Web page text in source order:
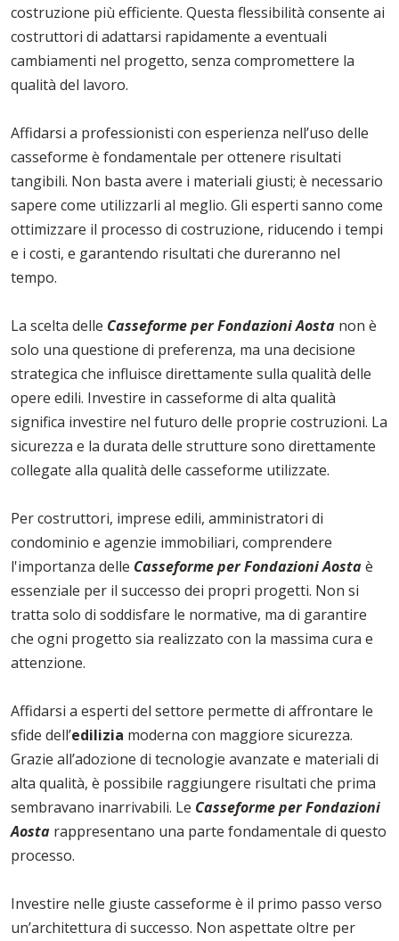
costruzione più efficiente. Questa flessibilità consente ai
costruttori di adattarsi rapidamente a eventuali
cambiamenti nel progetto, senza compromettere la
qualità del lavoro.
Affidarsi a professionisti con esperienza nell’uso delle
casseforme è fondamentale per ottenere risultati
tangibili. Non basta avere i materiali giusti; è necessario
sapere come utilizzarli al meglio. Gli esperti sanno come
ottimizzare il processo di costruzione, riducendo i tempi
e i costi, e garantendo risultati che dureranno nel
tempo.
La scelta delle Casseforme per Fondazioni Aosta non è
solo una questione di preferenza, ma una decisione
strategica che influisce direttamente sulla qualità delle
opere edili. Investire in casseforme di alta qualità
significa investire nel futuro delle proprie costruzioni. La
sicurezza e la durata delle strutture sono direttamente
collegate alla qualità delle casseforme utilizzate.
Per costruttori, imprese edili, amministratori di
condominio e agenzie immobiliari, comprendere
l'importanza delle Casseforme per Fondazioni Aostaè
essenziale per il successo dei propri progetti. Non si
tratta solo di soddisfare le normative, ma di garantire
che ogni progetto sia realizzato con la massima cura e
attenzione.
Affidarsi a esperti del settore permette di affrontare le
sfide dell’edilizia moderna con maggiore sicurezza.
Grazie all’adozione di tecnologie avanzate e materiali di
alta qualità, è possibile raggiungere risultati che prima
sembravano inarrivabili. Le Casseforme per Fondazioni
Aosta rappresentano una parte fondamentale di questo
processo.
Investire nelle giuste casseforme è il primo passo verso
un’architettura di successo. Non aspettate oltre per